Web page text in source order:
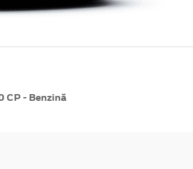
CP - Benzină